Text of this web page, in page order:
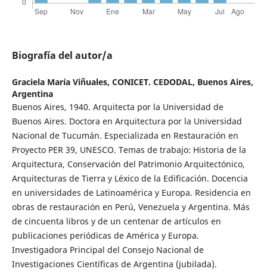
Biografía del autor/a
Graciela María Viñuales, CONICET. CEDODAL, Buenos Aires,
Argentina
Buenos Aires, 1940. Arquitecta por la Universidad de
Buenos Aires. Doctora en Arquitectura por la Universidad
Nacional de Tucumán. Especializada en Restauración en
Proyecto PER 39, UNESCO. Temas de trabajo: Historia de la
Arquitectura, Conservación del Patrimonio Arquitectónico,
Arquitecturas de Tierra y Léxico de la Edificación. Docencia
en universidades de Latinoamérica y Europa. Residencia en
obras de restauración en Perú, Venezuela y Argentina. Más
de cincuenta libros y de un centenar de artículos en
publicaciones periódicas de América y Europa.
Investigadora Principal del Consejo Nacional de
Investigaciones Científicas de Argentina (jubilada).